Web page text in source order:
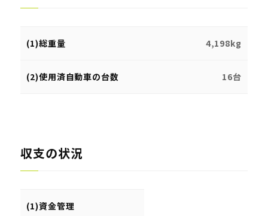
(1)総重量 4,198kg
(2)使用済自動車の台数 16台
収支の状況
(1)資金管理